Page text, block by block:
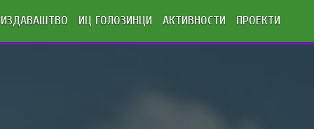
ИЗДАВАШТВО ИЦ ГОЛОЗИНЦИ АКТИВНОСТИ ПРОЕКТИ